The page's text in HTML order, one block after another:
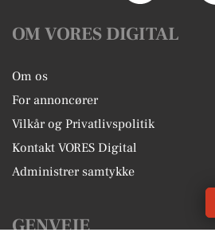
OM VORES DIGITAL
Om os
For annoncører
Vilkår og Privatlivspolitik
Kontakt VORES Digital
Administrer samtykke
GENVEJE